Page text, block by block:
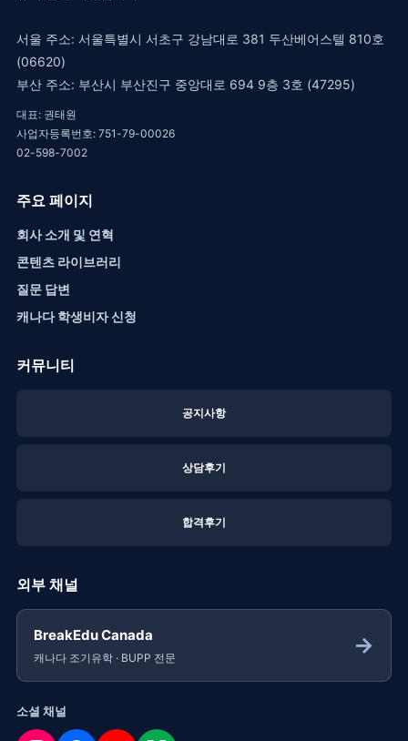
서울 주소: 서울특별시 서초구 강남대로 381 두산베어스텔 810호
(06620)
부산 주소: 부산시 부산진구 중앙대로 694 9층 3호 (47295)
대표: 권태원
사업자등록번호: 751-79-00026
02-598-7002
주요 페이지
회사 소개 및 연혁
콘텐츠 라이브러리
질문 답변
캐나다 학생비자 신청
커뮤니티
공지사항
상담후기
합격후기
외부 채널
BreakEdu Canada
캐나다 조기유학 · BUPP 전문 →
소셜 채널